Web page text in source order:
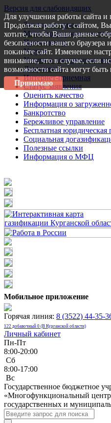
Версия для слабовидящих
Запись на прием
Меры поддержки
Пресс-центр
Услуги
Услуги в электронном
Документы
Интернет-приемная
Статус заявления
Оценить качество
Информация о
Банкротство
Бережливое управление
Бесплатная
Социальная
Полезные ссылки
Информация о МФЦ
Мобильное приложение
Горячая линия: 8 (3522) 44-35-
122 добавочный 0 (В Курганской области)
Личный кабинет
Пн-Пт
8:00-20:00
Сб
8:00-17:00
Bc
Государственное бюджетное
«Многофункциональный
государственных и
Для улучшения работы сайта
Продолжая работу с сайтом,
хотите, чтобы Ваши данные
безопасности вашего
покиньте сайт. Изменение
внимание, что в случае, если
возможности сайта могут быть
Принимаю